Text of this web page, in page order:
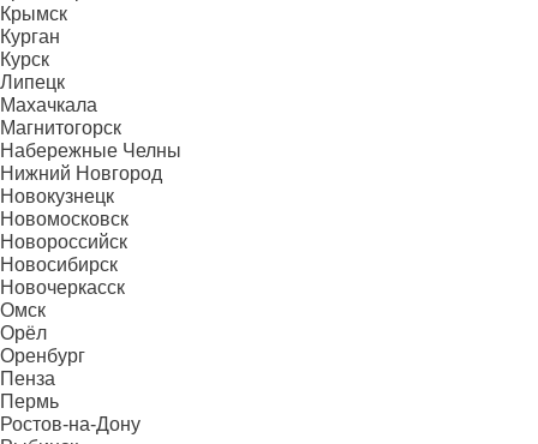
Крымск
Курган
Курск
Липецк
Махачкала
Магнитогорск
Набережные Челны
Нижний Новгород
Новокузнецк
Новомосковск
Новороссийск
Новосибирск
Новочеркасск
Омск
Орёл
Оренбург
Пенза
Пермь
Ростов-на-Дону